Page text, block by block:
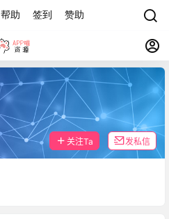
帮助 签到 赞助
关注Ta 发私信